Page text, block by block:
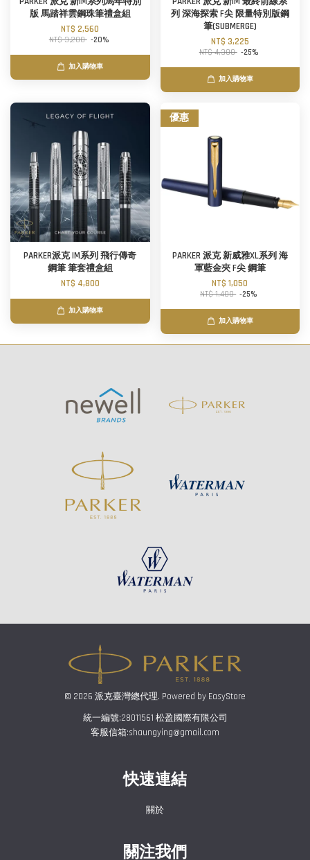
版 馬踏祥雲鋼珠筆禮盒組
NT$ 2,560
NT$ 3,200 -20%
加入購物車
列 深海探索 F尖 限量特別版鋼
筆(SUBMERGE)
NT$ 3,225
NT$ 4,300 -25%
加入購物車
PARKER派克 IM系列 飛行傳奇
鋼筆 筆套禮盒組
NT$ 4,800
加入購物車
優惠
PARKER 派克 新威雅XL系列 海
軍藍金夾 F尖 鋼筆
NT$ 1,050
NT$ 1,400 -25%
加入購物車
© 2026 派克臺灣總代理. Powered by EasyStore
統一編號:28011561 松盈國際有限公司
客服信箱:shaungying@gmail.com
快速連結
關於
關注我們